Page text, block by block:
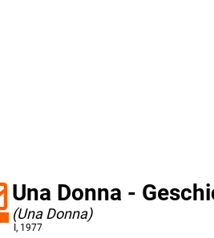
Una Donna -
(Una Donna)
, 1977
Serienticker